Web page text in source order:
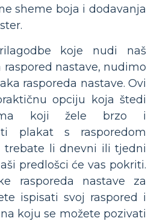
sheme boja i dodavanja
koje nudi naš
nastave, nudimo
rasporeda nastave. Ovi
opciju koja štedi
koji žele brzo i
plakat s rasporedom
trebate li dnevni ili tjedni
predlošci će vas pokriti.
rasporeda nastave za
ispisati svoj raspored i
koju se možete pozivati